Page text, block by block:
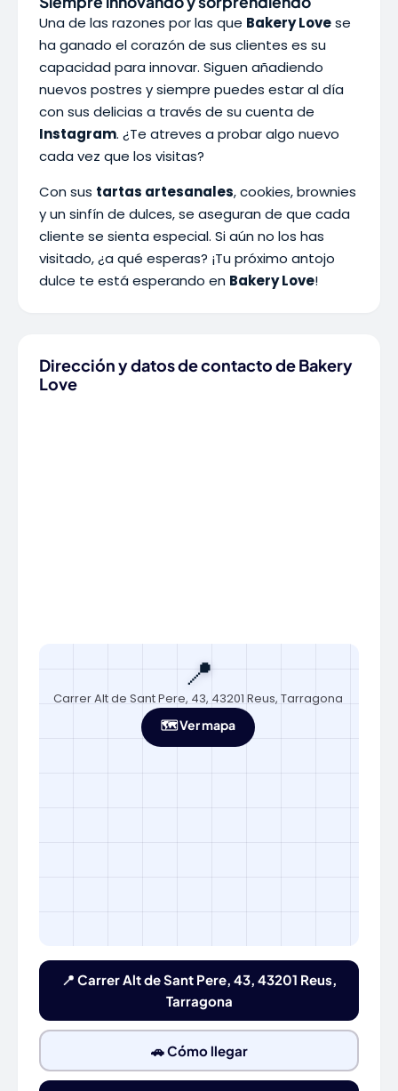
Una de las razones por las que Bakery Lovese
ha ganado el corazón de sus clientes es su
capacidad para innovar. Siguen añadiendo
nuevos postres y siempre puedes estar al día
con sus delicias a través de su cuenta de
Instagram. ¿Te atreves a probar algo nuevo
cada vez que los visitas?
Con sus tartas artesanales, cookies, brownies
y un sinfín de dulces, se aseguran de que cada
cliente se sienta especial. Si aún no los has
visitado, ¿a qué esperas? ¡Tu próximo antojo
dulce te está esperando en Bakery Love!
Dirección y datos de contacto de Bakery
Love
📍
Carrer Alt de Sant Pere, 43, 43201 Reus, Tarragona
🗺️ Ver mapa
📍 Carrer Alt de Sant Pere, 43, 43201 Reus,
Tarragona
🚗 Cómo llegar